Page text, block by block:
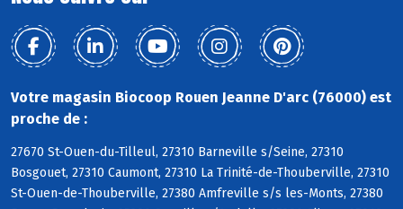
Votre magasin Biocoop Rouen Jeanne D'arc (76000) est
proche de :
27670 St-Ouen-du-Tilleul, 27310 Barneville s/Seine, 27310
Bosgouet, 27310 Caumont, 27310 La Trinité-de-Thouberville, 27310
St-Ouen-de-Thouberville, 27380 Amfreville s/s les-Monts, 27380